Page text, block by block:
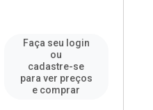
Faça seu login
ou
cadastre-se
para ver preços
e comprar